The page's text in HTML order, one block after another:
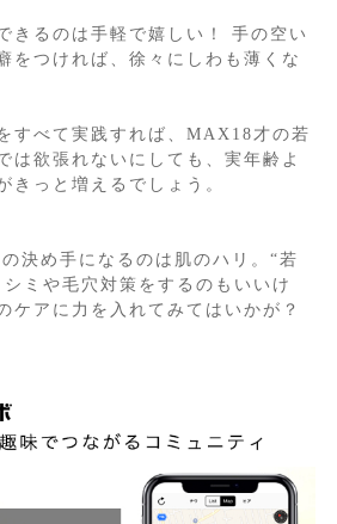
きるのは手軽で嬉しい！ 手の空い
をつければ、徐々にしわも薄くな
すべて実践すれば、MAX18才の若
欲張れないにしても、実年齢よ
きっと増えるでしょう。
決め手になるのは肌のハリ。“若
ミや毛穴対策をするのもいいけ
ケアに力を入れてみてはいかが？